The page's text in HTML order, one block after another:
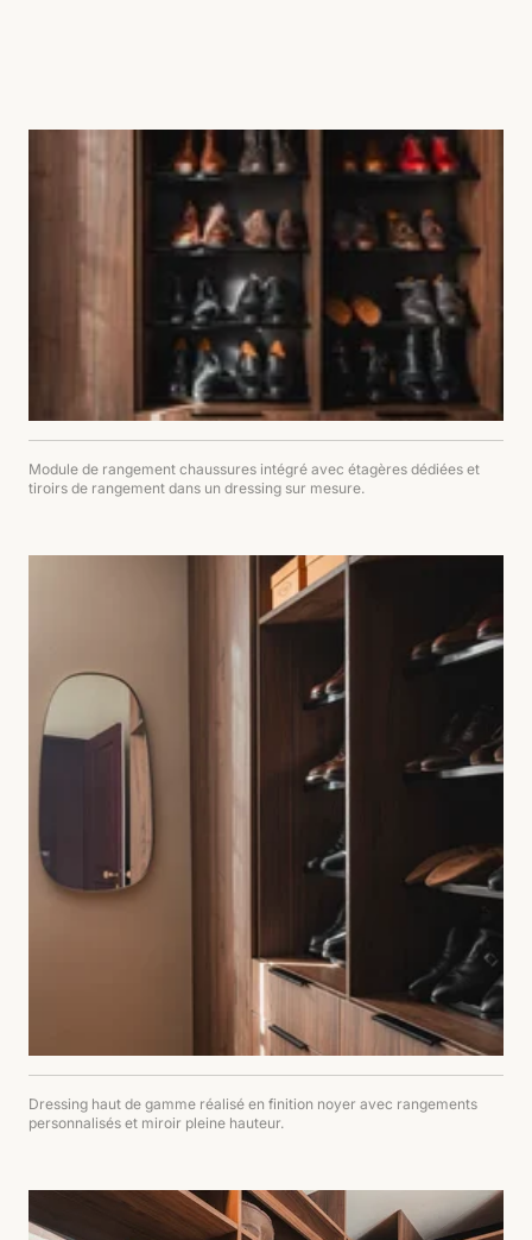
Module de rangement chaussures intégré avec étagères dédiées et
tiroirs de rangement dans un dressing sur mesure.
Dressing haut de gamme réalisé en finition noyer avec rangements
personnalisés et miroir pleine hauteur.